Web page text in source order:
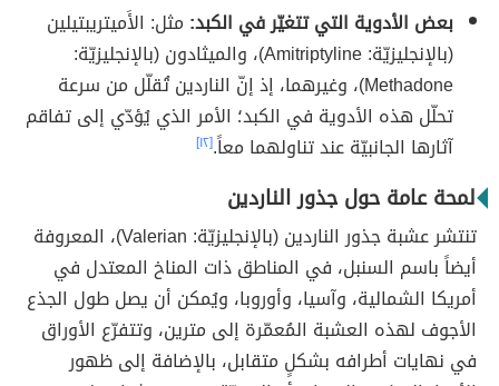
بعض الأدوية التي تتغيّر في الكبد: مثل: الأَميتريبتيلين
(بالإنجليزيّة: Amitriptyline)، والميثادون (بالإنجليزيّة:
Methadone)، وغيرهما، إذ إنّ الناردين تُقلّل من سرعة
تحلّل هذه الأدوية في الكبد؛ الأمر الذي يُؤدّي إلى تفاقم
آثارها الجانبيّة عند تناولهما معاً.‏[١٢]
لمحة عامة حول جذور الناردين
تنتشر عشبة جذور الناردين (بالإنجليزيّة: Valerian)، المعروفة
أيضاً باسم السنبل، في المناطق ذات المناخ المعتدل في
أمريكا الشمالية، وآسيا، وأوروبا، ويُمكن أن يصل طول الجذع
الأجوف لهذه العشبة المُعمّرة إلى مترين، وتتفرّع الأوراق
في نهايات أطرافه بشكلٍ متقابل، بالإضافة إلى ظهور